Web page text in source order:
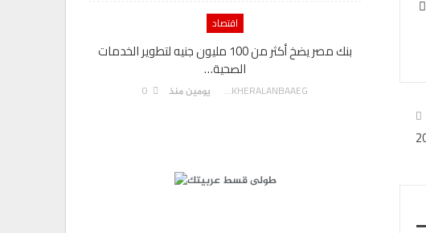
اقتصاد
بنك مصر يضخ أكثر من 100 مليون جنيه لتطوير الخدمات
الصحية…
AKHERALANBAAEG يومين منذ